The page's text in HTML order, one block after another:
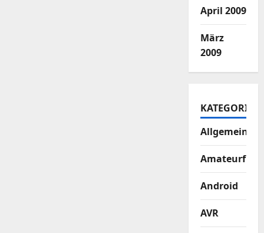
April 2009
März
2009
KATEGORIEN
Allgemein
Amateurfunk
Android
AVR